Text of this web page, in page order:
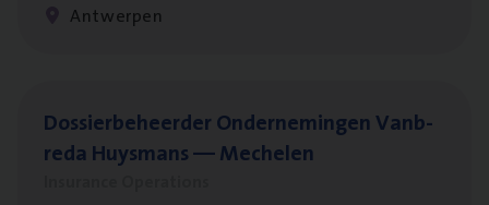
Antwerpen
Dos­sier­be­heer­der Onder­ne­min­gen Van­b­
re­da Huys­mans — Mechelen